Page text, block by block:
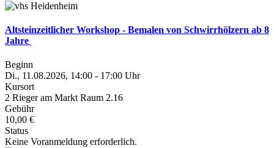
Altsteinzeitlicher Workshop - Bemalen von Schwirrhölzern ab 8
Jahre
Beginn
Di., 11.08.2026, 14:00 - 17:00 Uhr
Kursort
2 Rieger am Markt Raum 2.16
Gebühr
10,00 €
Status
Keine Voranmeldung erforderlich.